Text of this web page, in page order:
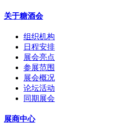
关于糖酒会
组织机构
日程安排
展会亮点
参展范围
展会概况
论坛活动
同期展会
展商中心